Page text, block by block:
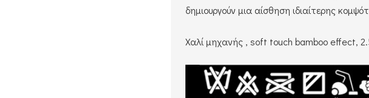
δημιουργούν μια αίσθηση ιδιαίτερης
Χαλί μηχανής , soft touch bamboo effect,